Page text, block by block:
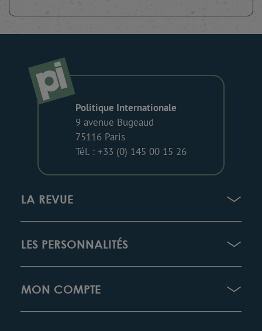
Politique Internationale
9 avenue Bugeaud
75116 Paris
Tél. : +33 (0) 145 00 15 26
LA REVUE
LES PERSONNALITÉS
MON COMPTE